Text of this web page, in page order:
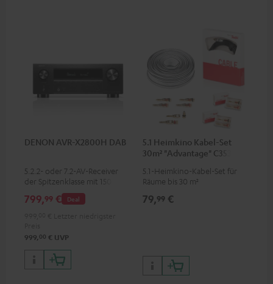
DENON AVR-X2800H DAB
5.2.2- oder 7.2-AV-Receiver
der Spitzenklasse mit 150 Watt
Ausgangsleistung pro Kanal
Deal
799,99 €
999, 00 € UVP
5.1 Heimkino Kabel-Set
30m² "Advantage" C3535S
5.1-Heimkino-Kabel-Set für
Räume bis 30 m²
79,99 €